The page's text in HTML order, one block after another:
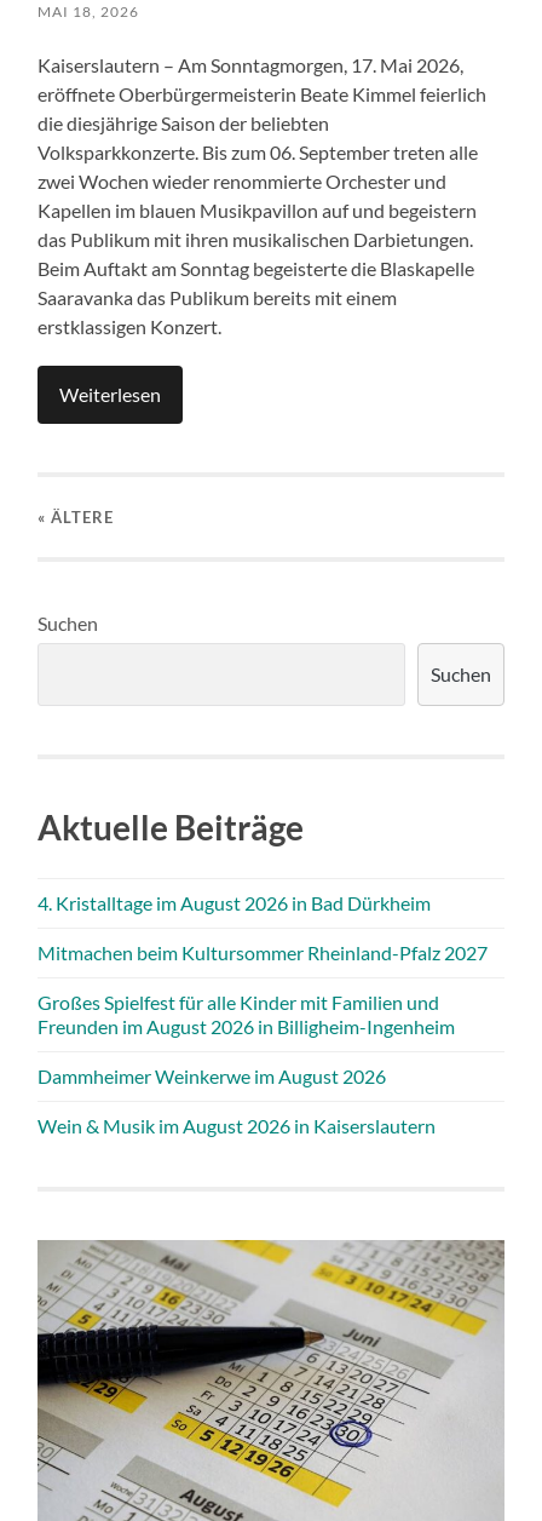
MAI 18, 2026
Kaiserslautern – Am Sonntagmorgen, 17. Mai 2026,
eröffnete Oberbürgermeisterin Beate Kimmel feierlich
die diesjährige Saison der beliebten
Volksparkkonzerte. Bis zum 06. September treten alle
zwei Wochen wieder renommierte Orchester und
Kapellen im blauen Musikpavillon auf und begeistern
das Publikum mit ihren musikalischen Darbietungen.
Beim Auftakt am Sonntag begeisterte die Blaskapelle
Saaravanka das Publikum bereits mit einem
erstklassigen Konzert.
Weiterlesen
« ÄLTERE
Suchen
Suchen
Aktuelle Beiträge
4. Kristalltage im August 2026 in Bad Dürkheim
Mitmachen beim Kultursommer Rheinland-Pfalz 2027
Großes Spielfest für alle Kinder mit Familien und
Freunden im August 2026 in Billigheim-Ingenheim
Dammheimer Weinkerwe im August 2026
Wein & Musik im August 2026 in Kaiserslautern